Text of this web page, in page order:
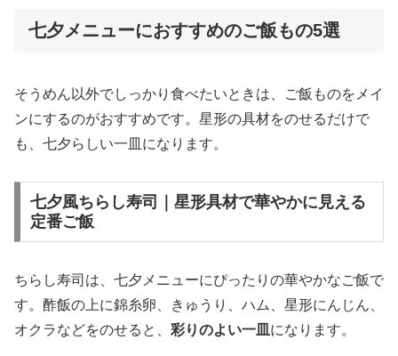
七夕メニューにおすすめのご飯もの5選
そうめん以外でしっかり食べたいときは、ご飯ものをメイ
ンにするのがおすすめです。星形の具材をのせるだけで
も、七夕らしい一皿になります。
七夕風ちらし寿司｜星形具材で華やかに見える
定番ご飯
ちらし寿司は、七夕メニューにぴったりの華やかなご飯で
す。酢飯の上に錦糸卵、きゅうり、ハム、星形にんじん、
オクラなどをのせると、 彩りのよい一皿 になります。